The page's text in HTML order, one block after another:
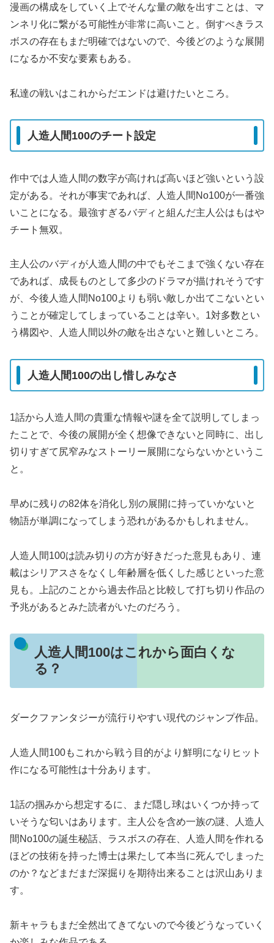
漫画の構成をしていく上でそんな量の敵を出すことは、マ
ンネリ化に繋がる可能性が非常に高いこと。倒すべきラス
ボスの存在もまだ明確ではないので、今後どのような展開
になるか不安な要素もある。
私達の戦いはこれからだエンドは避けたいところ。
人造人間100のチート設定
作中では人造人間の数字が高ければ高いほど強いという設
定がある。それが事実であれば、人造人間No100が一番強
いことになる。最強すぎるバディと組んだ主人公はもはや
チート無双。
主人公のバディが人造人間の中でもそこまで強くない存在
であれば、成長ものとして多少のドラマが描けれそうです
が、今後人造人間No100よりも弱い敵しか出てこないとい
うことが確定してしまっていることは辛い。1対多数とい
う構図や、人造人間以外の敵を出さないと難しいところ。
人造人間100の出し惜しみなさ
1話から人造人間の貴重な情報や謎を全て説明してしまっ
たことで、今後の展開が全く想像できないと同時に、出し
切りすぎて尻窄みなストーリー展開にならないかというこ
と。
早めに残りの82体を消化し別の展開に持っていかないと
物語が単調になってしまう恐れがあるかもしれません。
人造人間100は読み切りの方が好きだった意見もあり、連
載はシリアスさをなくし年齢層を低くした感じといった意
見も。上記のことから過去作品と比較して打ち切り作品の
予兆があるとみた読者がいたのだろう。
人造人間100はこれから面白くな
る？
ダークファンタジーが流行りやすい現代のジャンプ作品。
人造人間100もこれから戦う目的がより鮮明になりヒット
作になる可能性は十分あります。
1話の掴みから想定するに、まだ隠し球はいくつか持って
いそうな匂いはあります。主人公を含め一族の謎、人造人
間No100の誕生秘話、ラスボスの存在、人造人間を作れる
ほどの技術を持った博士は果たして本当に死んでしまった
のか？などまだまだ深掘りを期待出来ることは沢山ありま
す。
新キャラもまだ全然出てきてないので今後どうなっていく